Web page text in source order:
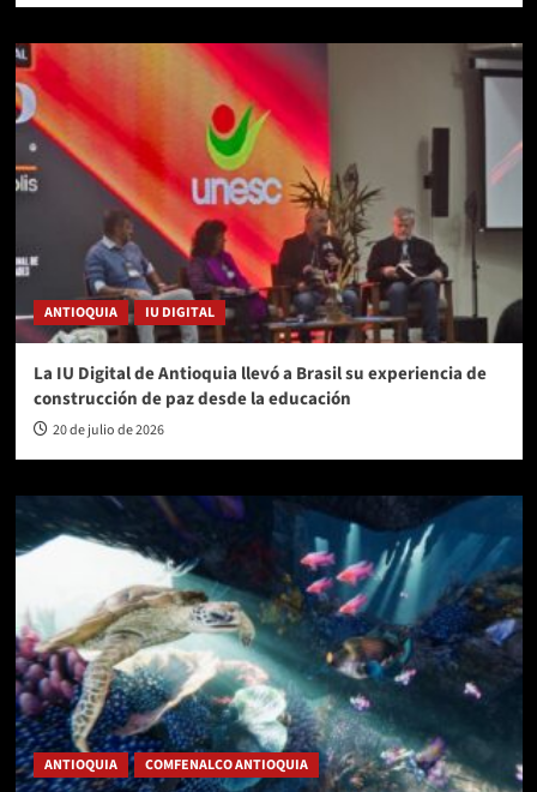
ANTIOQUIA IU DIGITAL
La IU Digital de Antioquia llevó a Brasil su experiencia de
construcción de paz desde la educación
20 de julio de 2026
ANTIOQUIA COMFENALCO ANTIOQUIA